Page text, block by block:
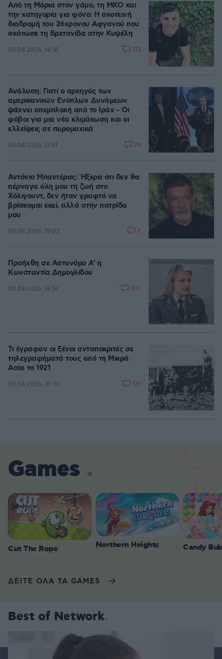
Από τη Μόρια στον γάμο, τη ΜΚΟ και
την κατηγορία για φόνο: Η σκοτεινή
διαδρομή του 26χρονου Αφγανού που
σκότωσε τη Βρετανίδα στην Κυψέλη
08.08.2026, 12:18 115
Ανάλυση: Γιατί ο αρχηγός των
αμερικανικών Ενόπλων Δυνάμεων
ψάχνει απεμπλοκή από το Ιράν - Οι
φόβοι για μια νέα κλιμάκωση και οι
ελλείψεις σε πυρομαχικά
08.08.2026, 17:57 74
Αντόνιο Μπαντέρας: Ήξερα ότι δεν θα
πέρναγα όλη μου τη ζωή στο
Χόλιγουντ, δεν ήταν γραφτό να
βρίσκομαι εκεί, αλλά στην πατρίδα
μου
08.08.2026, 15:02 2
Προήχθη σε Αστυνόμο Α' η
Κωνσταντία Δημογλίδου
08.08.2026, 14:57 105
Τι έγραφαν οι ξένοι ανταποκριτές σε
τηλεγραφήματά τους από τη Μικρά
Ασία το 1921
08.08.2026, 10:26 121
Games
Cut The Rope Northern Heights Candy
ΔΕΙΤΕ ΟΛΑ ΤΑ GAMES
Best of Network